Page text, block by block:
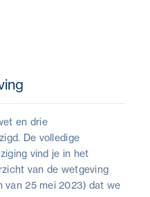
en drie
De volledige
vind je in het
van de wetgeving
van 25 mei 2023) dat we